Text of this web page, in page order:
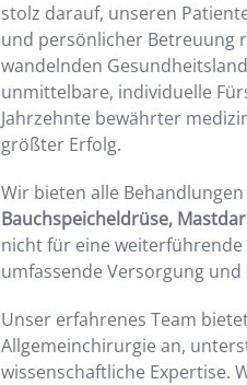
stolz darauf, unseren
und persönlicher Betreuung
wandelnden
unmittelbare, individuelle
Jahrzehnte bewährter
größter Erfolg.
Wir bieten alle
Bauchspeicheldrüse,
nicht für eine weiterführende
umfassende Versorgung
Unser erfahrenes Team
Allgemeinchirurgie an,
wissenschaftliche Expertise.